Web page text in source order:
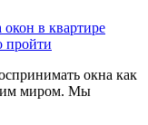
окна как
миром. Мы